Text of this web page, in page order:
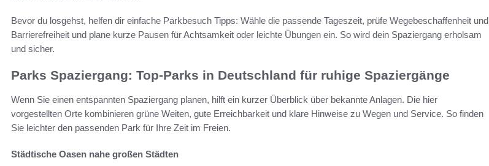
Bevor du losgehst, helfen dir einfache Parkbesuch Tipps: Wähle die passende Tageszeit, prüfe Wegebeschaffenheit und
Barrierefreiheit und plane kurze Pausen für Achtsamkeit oder leichte Übungen ein. So wird dein Spaziergang erholsam
und sicher.
Parks Spaziergang: Top-Parks in Deutschland für ruhige Spaziergänge
Wenn Sie einen entspannten Spaziergang planen, hilft ein kurzer Überblick über bekannte Anlagen. Die hier
vorgestellten Orte kombinieren grüne Weiten, gute Erreichbarkeit und klare Hinweise zu Wegen und Service. So finden
Sie leichter den passenden Park für Ihre Zeit im Freien.
Städtische Oasen nahe großen Städten